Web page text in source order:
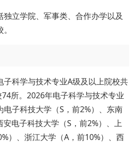
独立学院、军事类、合作办学以及
子科学与技术专业A级及以上院校共
所。2026年电子科学与技术专业
子科技大学（S，前2%）、东南
安电子科技大学（S，前2%）、上
）、浙江大学（A，前10%）、西